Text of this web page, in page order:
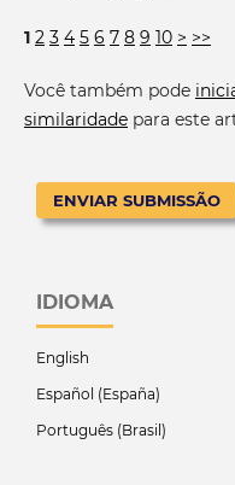
1 2 3 4 5 6 7 8 9 10 > >>
Você também pode
similaridadepara este
ENVIAR SUBMISSÃO
IDIOMA
English
Español (España)
Português (Brasil)